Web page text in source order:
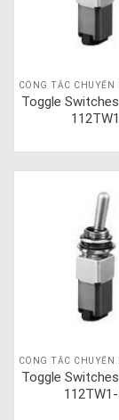
Toggle
Toggle Switches